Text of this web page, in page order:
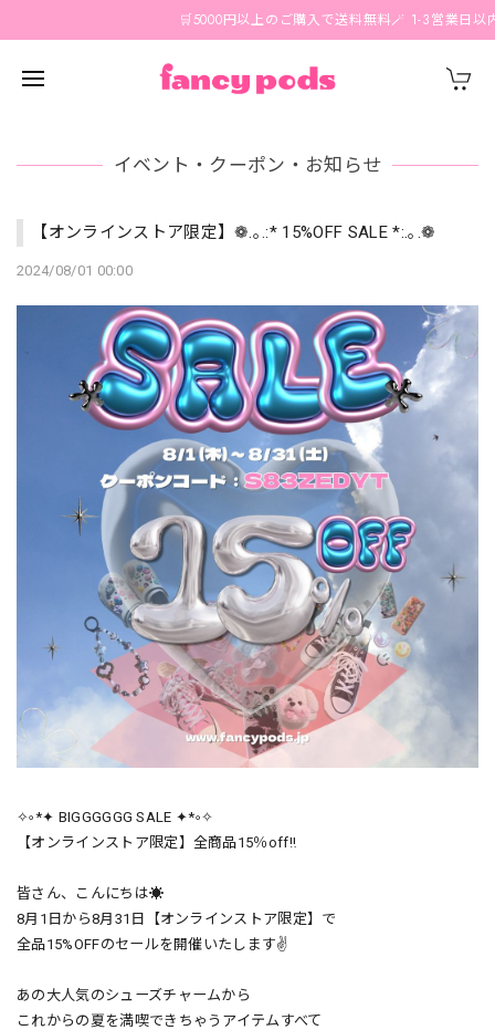
🛒5000円以上のご購入で送料無料🪄 1-3営業日以内
イベント・クーポン・お知らせ
【オンラインストア限定】❁.｡.:* 15%OFF SALE *:.｡.❁
2024/08/01 00:00
✧༚*✦ BIGGGGGG SALE ✦*༚✧
【オンラインストア限定】全商品15％off‼️
皆さん、こんにちは☀️
8月1日から8月31日【オンラインストア限定】で
全品15%OFFのセールを開催いたします✌️
あの大人気のシューズチャームから
これからの夏を満喫できちゃうアイテムすべて